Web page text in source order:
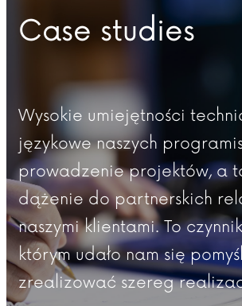
Case studies
Wysokie umiejętności
językowe naszych
prowadzenie projektów, a
dążenie do partnerskich
naszymi klientami. To
którym udało nam się
zrealizować szereg